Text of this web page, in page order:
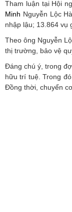
Tham luận tại Hội
Minh Nguyễn Lộc
nhập lậu; 13.864 vụ
Theo ông Nguyễn
thị trường, bảo vệ
Đáng chú ý, trong
hữu trí tuệ. Trong
Đồng thời, chuyển